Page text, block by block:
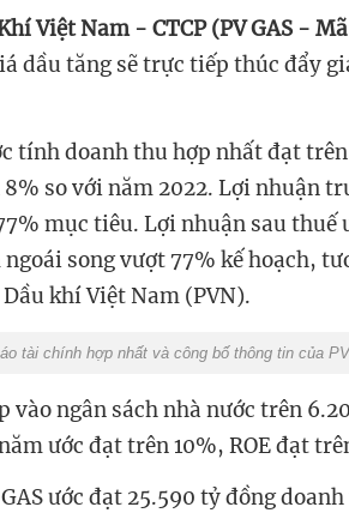
Việt Nam - CTCP (PV GAS -
dầu tăng sẽ trực tiếp thúc đẩy
tính doanh thu hợp nhất đạt
8% so với năm 2022. Lợi nhuận
mục tiêu. Lợi nhuận sau thuế
song vượt 77% kế hoạch,
khí Việt Nam (PVN).
tài chính hợp nhất và công bố thông tin của
vào ngân sách nhà nước trên
ước đạt trên 10%, ROE đạt
ước đạt 25.590 tỷ đồng